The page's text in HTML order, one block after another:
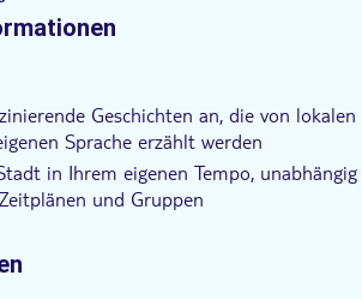
Geschichten an, die von lokalen
Sprache erzählt werden
in Ihrem eigenen Tempo, unabhängig
und Gruppen
Florenz, seine Kultur, Geschichte und